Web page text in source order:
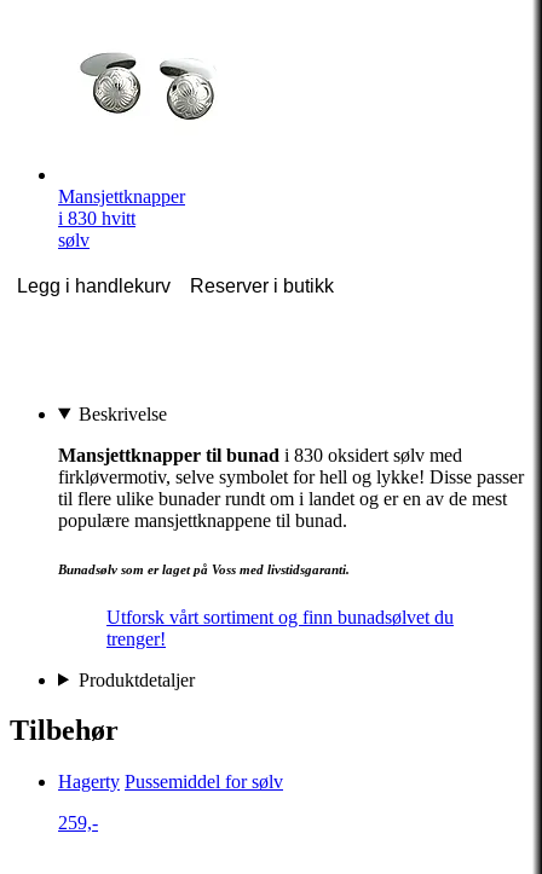
Mansjettknapper
i 830 hvitt
sølv
Legg i handlekurv Reserver i butikk
Beskrivelse
Mansjettknapper til bunad i 830 oksidert sølv med
firkløvermotiv, selve symbolet for hell og lykke! Disse passer
til flere ulike bunader rundt om i landet og er en av de mest
populære mansjettknappene til bunad.
Bunadsølv som er laget på Voss med livstidsgaranti.
Utforsk vårt sortiment og finn bunadsølvet du
trenger!
Produktdetaljer
Tilbehør
Hagerty Pussemiddel for sølv
259,-